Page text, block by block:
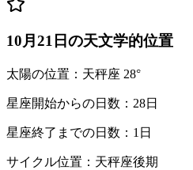
10月21日の天文学的位置
太陽の位置：天秤座 28°
星座開始からの日数：28日
星座終了までの日数：1日
サイクル位置：天秤座後期